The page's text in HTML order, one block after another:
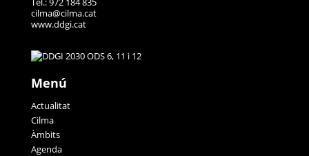
cilma@cilma.cat
www.ddgi.cat
Menú
Actualitat
Cilma
Àmbits
Agenda